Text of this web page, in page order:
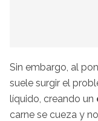
Sin embargo, al
suele surgir el
líquido, creando un
carne se cueza y